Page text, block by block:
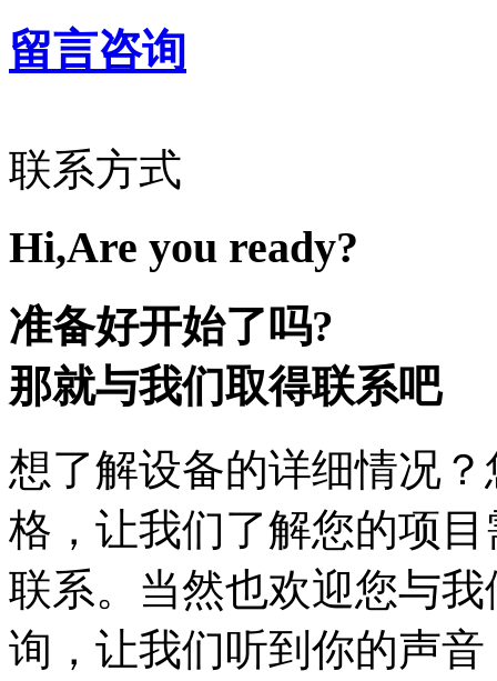
留言咨询
联系方式
Hi,Are you ready?
准备好开始了吗?
那就与我们取得联系吧
想了解设备的详细情况
格，让我们了解您的项
联系。当然也欢迎您与
询，让我们听到你的声音